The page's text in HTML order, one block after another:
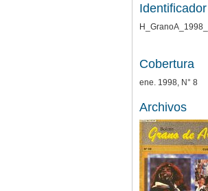
Identificador
Cobertura
ene. 1998, N° 8
Archivos